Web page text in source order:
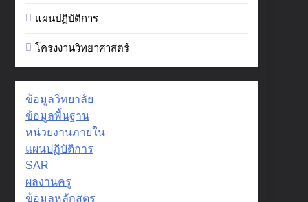
แผนปฏิบัติการ
โครงงานวิทยาศาสตร์
ข้อมูลวิทยาลัย
ข้อมูลพื้นฐาน
หน่วยงานภายใน
แผนปฏิบัติการ
SAR
ผลงานครู
ข้อมูลหลักสูตร